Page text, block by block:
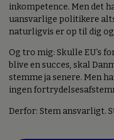
inkompetence. Men det
uansvarlige politikere
naturligvis er op til dig og
Og tro mig: Skulle EU’s
blive en succes, skal
stemme ja senere. Men
ingen
Derfor: Stem ansvarligt.